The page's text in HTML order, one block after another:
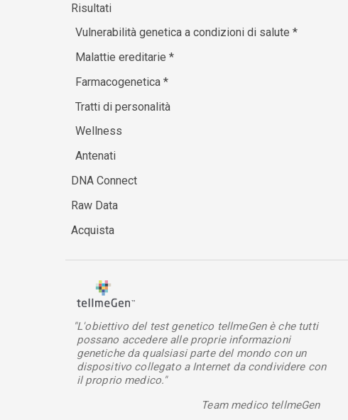
Risultati
Vulnerabilità genetica a condizioni di salute *
Malattie ereditarie *
Farmacogenetica *
Tratti di personalità
Wellness
Antenati
DNA Connect
Raw Data
Acquista
"L'obiettivo del test genetico tellmeGen è che tutti
possano accedere alle proprie informazioni
genetiche da qualsiasi parte del mondo con un
dispositivo collegato a Internet da condividere con
il proprio medico."
Team medico tellmeGen